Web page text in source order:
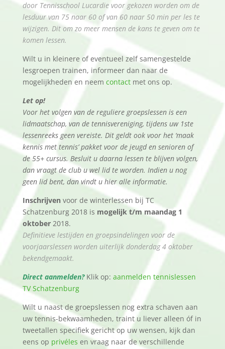
door Tennisschool Lucardie voor gekozen worden om de
lesduur van 75 naar 60 of van 60 naar 50 min per les te
wijzigen. Dit om zo meer mensen de kans te geven om te
komen lessen.
Wilt u in kleinere of eventueel zelf samengestelde
lesgroepen trainen, informeer dan naar de
mogelijkheden en neem contactmet ons op.
Let op!
Voor het volgen van de reguliere groepslessen is een
lidmaatschap, van de tennisvereniging, tijdens uw 1ste
lessenreeks geen vereiste. Dit geldt ook voor het ‘maak
kennis met tennis’ pakket voor de jeugd en senioren of
de 55+ cursus. Besluit u daarna lessen te blijven volgen,
dan vraagt de club u wel lid te worden. Indien u nog
geen lid bent, dan vindt u hier alle informatie.
Inschrijven voor de winterlessen bij TC
Schatzenburg 2018 is mogelijk t/m maandag 1
oktober2018.
Definitieve lestijden en groepsindelingen voor de
voorjaarslessen worden uiterlijk donderdag 4 oktober
bekendgemaakt.
Direct aanmelden?Klik op: aanmelden tennislessen
TV Schatzenburg
Wilt u naast de groepslessen nog extra schaven aan
uw tennis-bekwaamheden, traint u liever alleen óf in
tweetallen specifiek gericht op uw wensen, kijk dan
eens op privéles en vraag naar de verschillende